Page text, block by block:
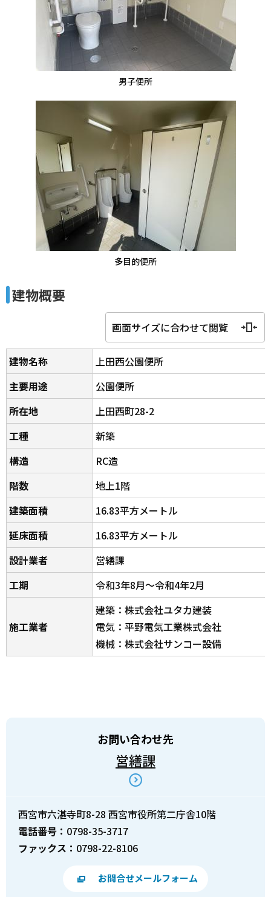
男子便所
多目的便所
建物概要
画面サイズに合わせて閲覧
建物名称
上田西公園便所
主要用途
公園便所
所在地
上田西町28-2
工種
新築
構造
RC造
階数
地上1階
建築面積
16.83平方メートル
延床面積
16.83平方メートル
設計業者
営繕課
工期
令和3年8月～令和4年2月
施工業者
建築：株式会社ユタカ建装
電気：平野電気工業株式会社
機械：株式会社サンコー設備
お問い合わせ先
営繕課
西宮市六湛寺町8-28 西宮市役所第二庁舎10階
電話番号： 0798-35-3717
ファックス： 0798-22-8106
お問合せメールフォーム